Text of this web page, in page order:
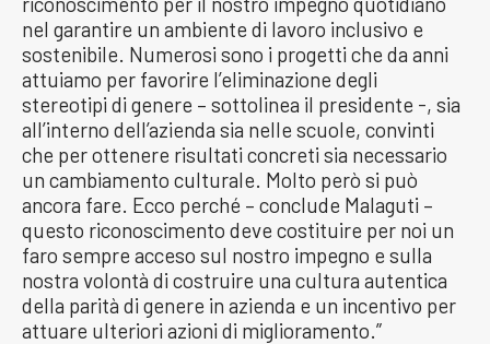
nel garantire un ambiente di lavoro inclusivo e
sostenibile. Numerosi sono i progetti che da anni
attuiamo per favorire l’eliminazione degli
stereotipi di genere – sottolinea il presidente -, sia
all’interno dell’azienda sia nelle scuole, convinti
che per ottenere risultati concreti sia necessario
un cambiamento culturale. Molto però si può
ancora fare. Ecco perché – conclude Malaguti –
questo riconoscimento deve costituire per noi un
faro sempre acceso sul nostro impegno e sulla
nostra volontà di costruire una cultura autentica
della parità di genere in azienda e un incentivo per
attuare ulteriori azioni di miglioramento.”